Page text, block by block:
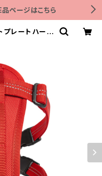
ページはこちら
プレートハーネ